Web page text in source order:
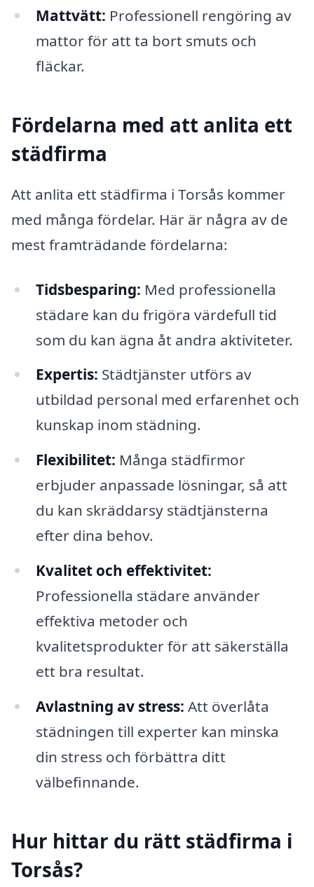
Mattvätt: Professionell rengöring av
mattor för att ta bort smuts och
fläckar.
Fördelarna med att anlita ett
städfirma
Att anlita ett städfirma i Torsås kommer
med många fördelar. Här är några av de
mest framträdande fördelarna:
Tidsbesparing: Med professionella
städare kan du frigöra värdefull tid
som du kan ägna åt andra aktiviteter.
Expertis: Städtjänster utförs av
utbildad personal med erfarenhet och
kunskap inom städning.
Flexibilitet: Många städfirmor
erbjuder anpassade lösningar, så att
du kan skräddarsy städtjänsterna
efter dina behov.
Kvalitet och effektivitet:
Professionella städare använder
effektiva metoder och
kvalitetsprodukter för att säkerställa
ett bra resultat.
Avlastning av stress: Att överlåta
städningen till experter kan minska
din stress och förbättra ditt
välbefinnande.
Hur hittar du rätt städfirma i
Torsås?